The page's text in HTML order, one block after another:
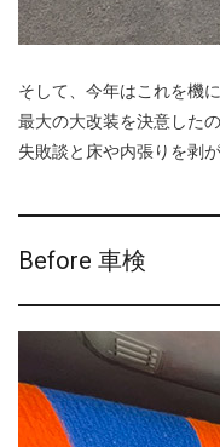
そして、今年はこれを機
最大の大改装を決意した
失敗談と床や内張りを剥
Before 車検